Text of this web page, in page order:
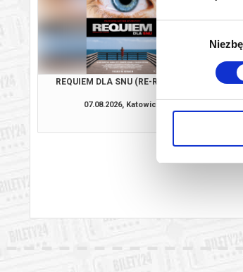
zgody
REQUIEM DLA SNU (RE-RELEASE)
07.08.2026, Katowice